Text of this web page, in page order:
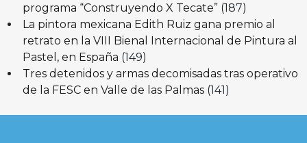
programa “Construyendo X Tecate” (187)
La pintora mexicana Edith Ruiz gana premio al
retrato en la VIII Bienal Internacional de Pintura al
Pastel, en España (149)
Tres detenidos y armas decomisadas tras operativo
de la FESC en Valle de las Palmas (141)